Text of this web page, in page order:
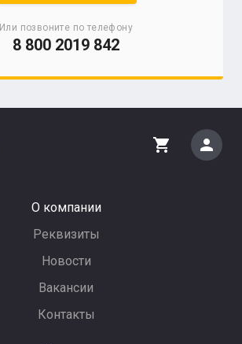
Или позвоните по телефону
8 800 2019 842
О компании
Реквизиты
Новости
Вакансии
Контакты
shopping_cart person